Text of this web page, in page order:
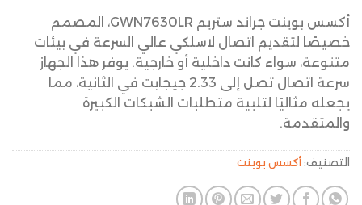
أكسس بوينت جراند ستريم GWN7630LR، المصمم
خصيصًا لتقديم اتصال لاسلكي عالي السرعة في بيئات
متنوعة، سواء كانت داخلية أو خارجية. يوفر هذا الجهاز
سرعة اتصال تصل إلى 2.33 جيجابت في الثانية، مما
يجعله مثاليًا لتلبية متطلبات الشبكات الكبيرة
والمتقدمة.
التصنيف: أكسس بوينت